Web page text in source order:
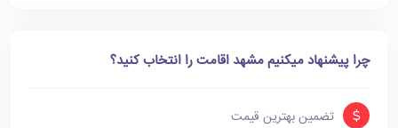
چرا پیشنهاد میکنیم مشهد اقامت را انتخاب کنید؟
تضمین بهترین قیمت